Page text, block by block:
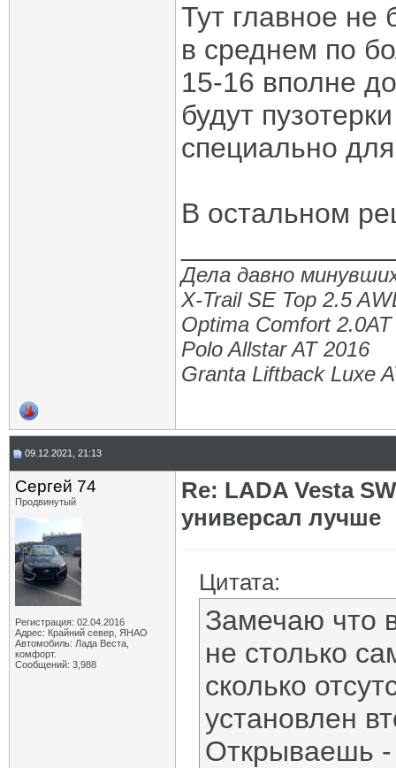
Тут главное не
в среднем по
15-16 вполне
будут
специально
В остальном
Дела давно
X-Trail SE Top 2.5
Optima Comfort
Polo Allstar AT 2016
Granta Liftback Luxe
09.12.2021, 21:13
Сергей 74
Продвинутый
Регистрация: 02.04.2016
Адрес: Крайний север, ЯНАО
Автомобиль: Лада Веста,
комфорт.
Сообщений: 3,988
Re: LADA Vesta
универсал лучше
Цитата:
Замечаю что
не столько
сколько
установлен
Открываешь -